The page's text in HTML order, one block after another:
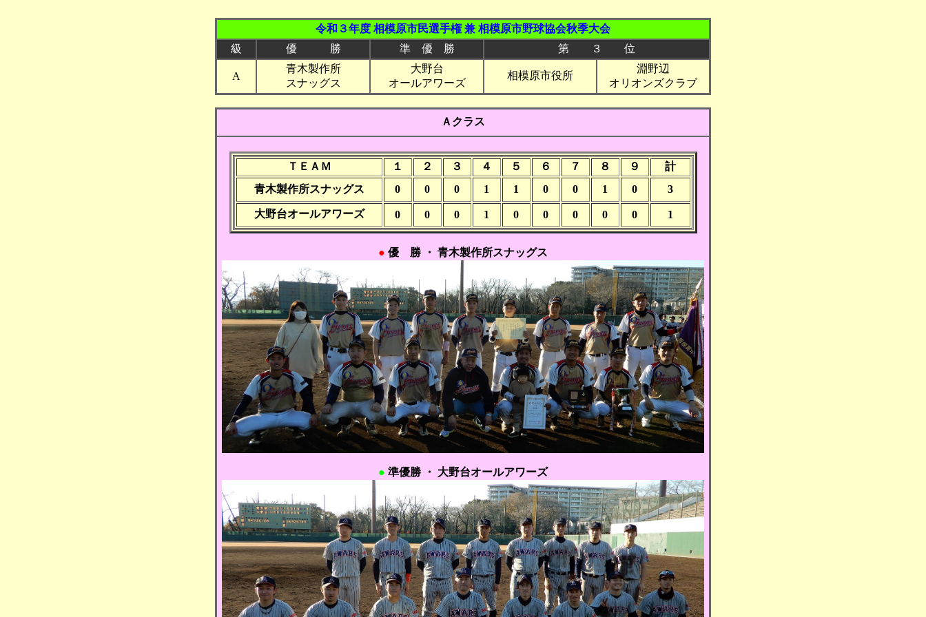
令和３年度 相模原市民選手権 兼 相模原市野球協会秋季大会
級
優 勝 準 優 勝 第 ３ 位
A
青木製作所
スナッグス
大野台
オールアワーズ
相模原市役所
淵野辺
オリオンズクラブ
Ａクラス
ＴＥＡＭ １ ２ ３ ４ ５ ６ ７ ８ ９
計
青木製作所スナッグス
0 0 0 1 1 0 0 1 0 3
大野台オールアワーズ 0 0 0 1 0 0 0 0 0 1
● 優 勝 ・ 青木製作所スナッグス
● 準優勝 ・ 大野台オールアワーズ